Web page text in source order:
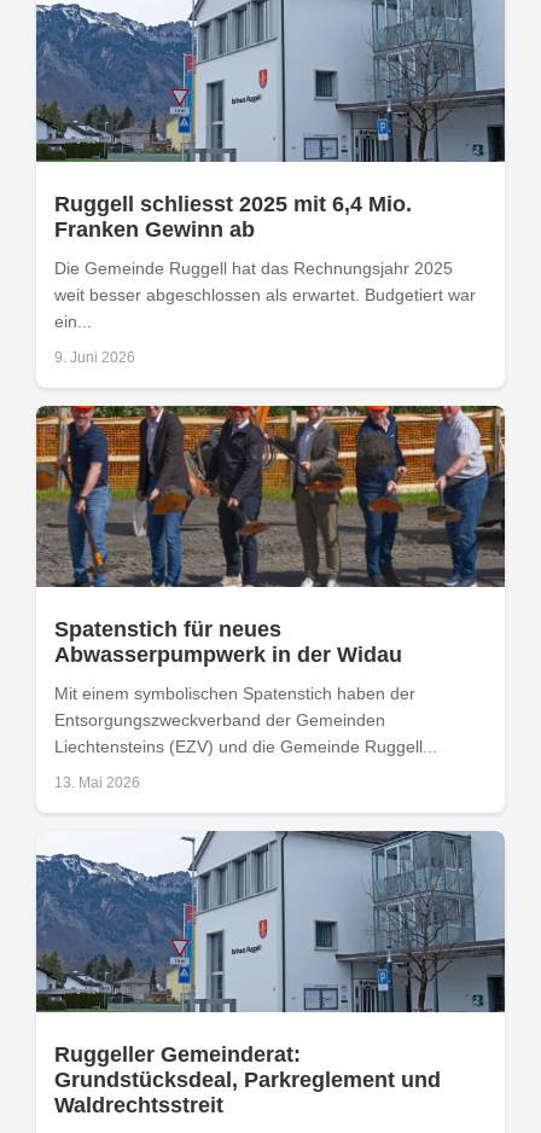
Ruggell schliesst 2025 mit 6,4 Mio.
Franken Gewinn ab
Die Gemeinde Ruggell hat das Rechnungsjahr 2025
weit besser abgeschlossen als erwartet. Budgetiert war
ein...
9. Juni 2026
Spatenstich für neues
Abwasserpumpwerk in der Widau
Mit einem symbolischen Spatenstich haben der
Entsorgungszweckverband der Gemeinden
Liechtensteins (EZV) und die Gemeinde Ruggell...
13. Mai 2026
Ruggeller Gemeinderat:
Grundstücksdeal, Parkreglement und
Waldrechtsstreit